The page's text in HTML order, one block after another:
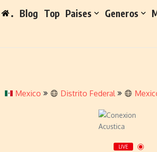
. Blog Top Paises Generos
Mexico Distrito Federal
LIVE